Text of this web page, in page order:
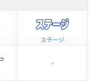
ステージ
-